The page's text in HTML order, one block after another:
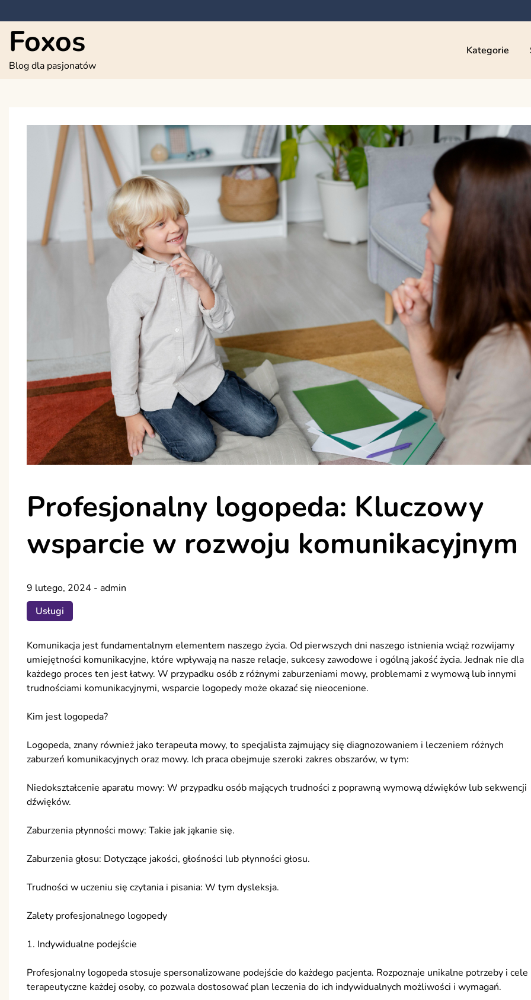
to
content
Foxos
Blog dla pasjonatów
Kategorie
Profesjonalny logopeda: Kluczowy
wsparcie w rozwoju komunikacyjnym
9 lutego, 2024 - admin
Usługi
Komunikacja jest fundamentalnym elementem naszego życia. Od pierwszych dni naszego istnienia wciąż rozwijamy
umiejętności komunikacyjne, które wpływają na nasze relacje, sukcesy zawodowe i ogólną jakość życia. Jednak nie dla
każdego proces ten jest łatwy. W przypadku osób z różnymi zaburzeniami mowy, problemami z wymową lub innymi
trudnościami komunikacyjnymi, wsparcie logopedy może okazać się nieocenione.
Kim jest logopeda?
Logopeda, znany również jako terapeuta mowy, to specjalista zajmujący się diagnozowaniem i leczeniem różnych
zaburzeń komunikacyjnych oraz mowy. Ich praca obejmuje szeroki zakres obszarów, w tym:
Niedokształcenie aparatu mowy: W przypadku osób mających trudności z poprawną wymową dźwięków lub sekwencji
dźwięków.
Zaburzenia płynności mowy: Takie jak jąkanie się.
Zaburzenia głosu: Dotyczące jakości, głośności lub płynności głosu.
Trudności w uczeniu się czytania i pisania: W tym dysleksja.
Zalety profesjonalnego logopedy
1. Indywidualne podejście
Profesjonalny logopeda stosuje spersonalizowane podejście do każdego pacjenta. Rozpoznaje unikalne potrzeby i cele
terapeutyczne każdej osoby, co pozwala dostosować plan leczenia do ich indywidualnych możliwości i wymagań.